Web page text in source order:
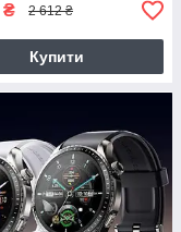
₴ 2 612 ₴
Купити